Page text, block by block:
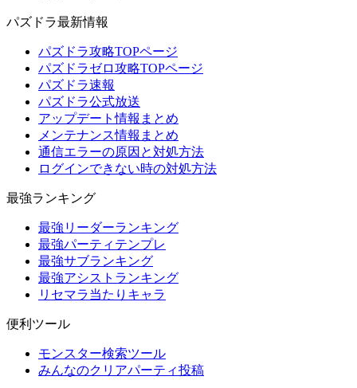
パズドラ最新情報
パズドラ攻略TOPページ
パズドラゼロ攻略TOPページ
パズドラ速報
パズドラ公式放送
アップデート情報まとめ
メンテナンス情報まとめ
通信エラーの原因と対処方法
ログインできない時の対処方法
最強ランキング
最強リーダーランキング
最強パーティテンプレ
最強サブランキング
最強アシストランキング
リセマラ当たりキャラ
便利ツール
モンスター検索ツール
みんなのクリアパーティ投稿